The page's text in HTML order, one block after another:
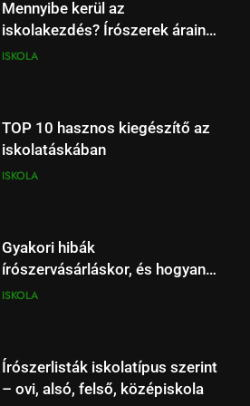
kerüld el őket
ISKOLA
ISKOLA
ISKOLA
ISKOLA
Mennyibe kerül az
iskolakezdés? Írószerek árainak
összevetése
ISKOLA
TOP 10 hasznos kiegészítő az
iskolatáskában
ISKOLA
Gyakori hibák
írószervásárláskor, és hogyan
kerüld el őket
ISKOLA
Írószerlisták iskolatípus szerint
– ovi, alsó, felső, középiskola